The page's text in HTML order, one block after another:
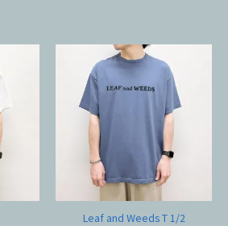
Leaf and Weeds T 1/2